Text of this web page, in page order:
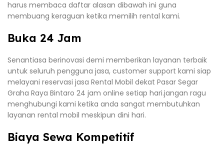
harus membaca daftar alasan dibawah ini guna
membuang keraguan ketika memilih rental kami.
Buka 24 Jam
Senantiasa berinovasi demi memberikan layanan terbaik
untuk seluruh pengguna jasa, customer support kami siap
melayani reservasi jasa Rental Mobil dekat Pasar Segar
Graha Raya Bintaro 24 jam online setiap hari.jangan ragu
menghubungi kami ketika anda sangat membutuhkan
layanan rental mobil meskipun dini hari.
Biaya Sewa Kompetitif